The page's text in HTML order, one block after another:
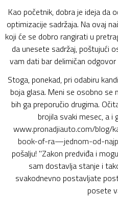
Kao početnik, dobra je ideja da
optimizacije sadržaja. Na ovaj
koji će se dobro rangirati u
da unesete sadržaj, poštujući
vam dati bar delimičan
Stoga, ponekad, pri odabiru
boja glasa. Meni se osobno se
bih ga preporučio drugima.
brojila svaki mesec, a i
www.pronadjiauto.com/blog/
book-of-ra—jednom-od-
pošalju! "Zakon predviđa i
sam dostavlja stanje i
svakodnevno postavljate
posete